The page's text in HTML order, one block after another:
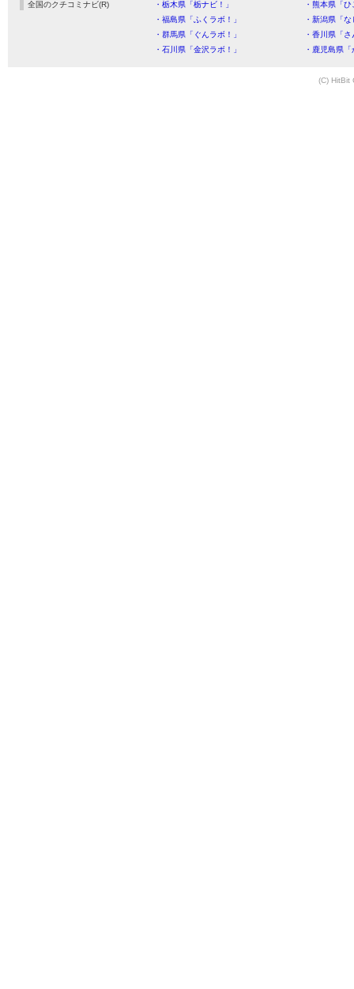
全国のクチコミナビ(R) ・栃木県「栃ナビ！」
・熊本県「
・福島県「ふくラボ！」
・新潟県「
・群馬県「ぐんラボ！」
・香川県「
・石川県「金沢ラボ！」
・鹿児島県
(C) HitBit